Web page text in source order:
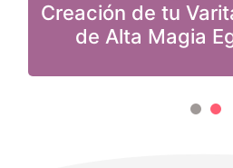
Creación de tu
de Alta Magia